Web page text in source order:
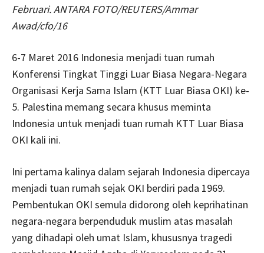
Februari. ANTARA FOTO/REUTERS/Ammar
Awad/cfo/16
6-7 Maret 2016 Indonesia menjadi tuan rumah
Konferensi Tingkat Tinggi Luar Biasa Negara-Negara
Organisasi Kerja Sama Islam (KTT Luar Biasa OKI) ke-
5. Palestina memang secara khusus meminta
Indonesia untuk menjadi tuan rumah KTT Luar Biasa
OKI kali ini.
Ini pertama kalinya dalam sejarah Indonesia dipercaya
menjadi tuan rumah sejak OKI berdiri pada 1969.
Pembentukan OKI semula didorong oleh keprihatinan
negara-negara berpenduduk muslim atas masalah
yang dihadapi oleh umat Islam, khususnya tragedi